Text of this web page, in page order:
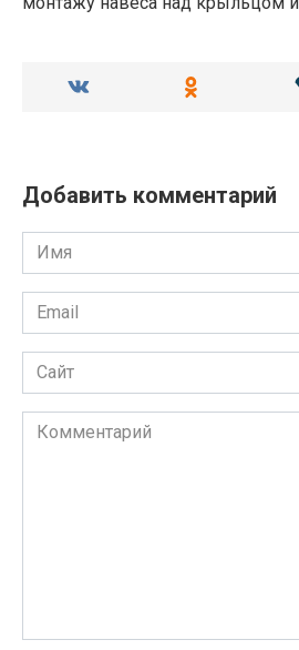
Добавить комментарий
Имя
Email
Сайт
Комментарий